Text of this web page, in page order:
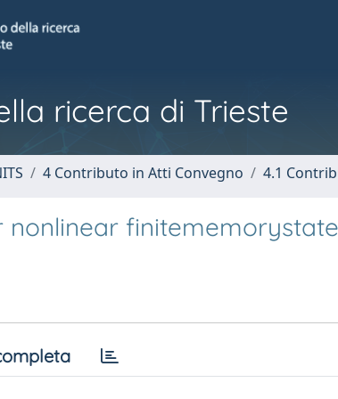
ricerca di Trieste
4 Contributo in Atti Convegno 4.1
nonlinear